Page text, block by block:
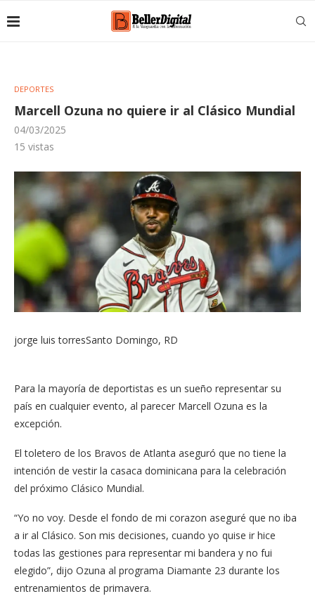
DEPORTES
Marcell Ozuna no quiere ir al Clásico Mundial
04/03/2025
15 vistas
jorge luis torresSanto Domingo, RD
Para la mayoría de deportistas es un sueño representar su
país en cualquier evento, al parecer Marcell Ozuna es la
excepción.
El toletero de los Bravos de Atlanta aseguró que no tiene la
intención de vestir la casaca dominicana para la celebración
del próximo Clásico Mundial.
“Yo no voy. Desde el fondo de mi corazon aseguré que no iba
a ir al Clásico. Son mis decisiones, cuando yo quise ir hice
todas las gestiones para representar mi bandera y no fui
elegido”, dijo Ozuna al programa Diamante 23 durante los
entrenamientos de primavera.